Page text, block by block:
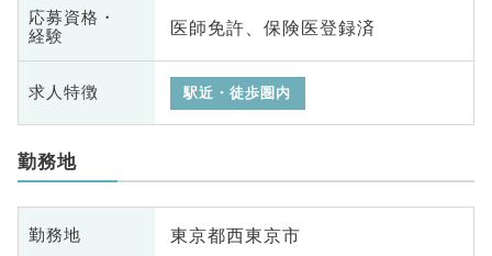
応募資格・
経験
医師免許、保険医登録済
求人特徴 駅近・徒歩圏内
勤務地
勤務地 東京都西東京市